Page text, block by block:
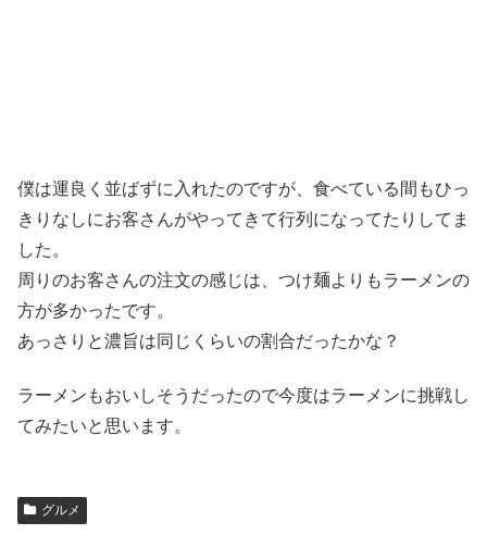
僕は運良く並ばずに入れたのですが、食べている間もひっ
きりなしにお客さんがやってきて行列になってたりしてま
した。
周りのお客さんの注文の感じは、つけ麺よりもラーメンの
方が多かったです。
あっさりと濃旨は同じくらいの割合だったかな？
ラーメンもおいしそうだったので今度はラーメンに挑戦し
てみたいと思います。
グルメ